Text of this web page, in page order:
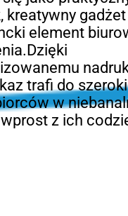
kreatywny gadżet
element
trafi do
w
z ich